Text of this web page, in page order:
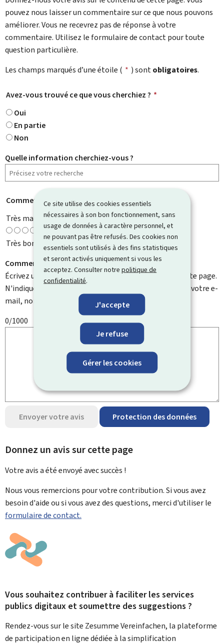
Ce site utilise des cookies essentiels
nécessaires à son bon fonctionnement, sans
usage de données à caractère personnel, et
ne pouvant pas être refusés. Des cookies non
essentiels sont utilisés à des fins statistiques
et seront activés uniquement si vous les
acceptez. Consulter notrepolitique de
confidentialité.
J'accepte
Je refuse
Gérer les cookies
pouvez nous laisser un commentaire sur ce que nous pouvons
améliorer. Vous ne recevrez pas de réponse à votre
commentaire. Utilisez le formulaire de contact pour toute
question particulière.
Les champs marqués d’une étoile ( * ) sontobligatoires.
Avez-vous trouvé ce que vous cherchiez ? *
Oui
En partie
Non
Quelle information cherchiez-vous ?
Comment évaluez-vous cette page ? *
Très mauvaise
Très bonne
Comment pouvons-nous l'améliorer ?
Écrivez un commentaire et aidez-nous à améliorer cette page.
N'indiquez pas d'informations personnelles telles que votre e-
mail, nom, numéro de téléphone, etc.
0/1000
Envoyer votre avis Protection des données
Donnez un avis sur cette page
Votre avis a été envoyé avecsuccès !
Nous vous remercions pour votre contribution. Si vous avez
besoin d'aide ou si vous avez des questions, merci d'utiliser le
formulaire de contact.
Vous souhaitez contribuer à faciliter les services
publics digitaux et soumettre des suggestions ?
Rendez-vous sur le site Zesumme Vereinfachen, la plateforme
de participation en ligne dédiée à la simplification